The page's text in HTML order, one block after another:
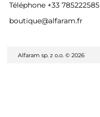
Téléphone +33 785222585
boutique@alfaram.fr
Alfaram sp. z o.o. © 2026